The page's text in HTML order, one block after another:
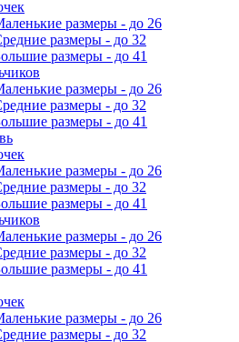
размеры - до 26
размеры - до 32
размеры - до 41
размеры - до 26
размеры - до 32
размеры - до 41
размеры - до 26
размеры - до 32
размеры - до 41
размеры - до 26
размеры - до 32
размеры - до 41
размеры - до 26
размеры - до 32